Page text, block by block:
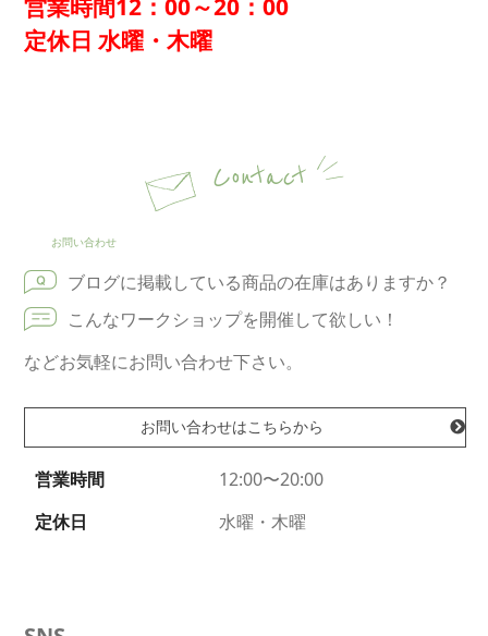
営業時間12：00～20：00
定休日 水曜・木曜
Contact
お問い合わせ
ブログに掲載している商品の在庫はありますか？
こんなワークショップを開催して欲しい！
などお気軽にお問い合わせ下さい。
お問い合わせはこちらから
営業時間
12:00〜20:00
定休日
水曜・木曜